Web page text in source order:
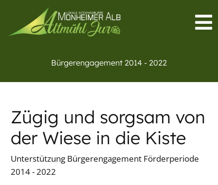
Bürgerengagement 2014 - 2022
Zügig und sorgsam von
der Wiese in die Kiste
Unterstützung Bürgerengagement Förderperiode
2014 - 2022